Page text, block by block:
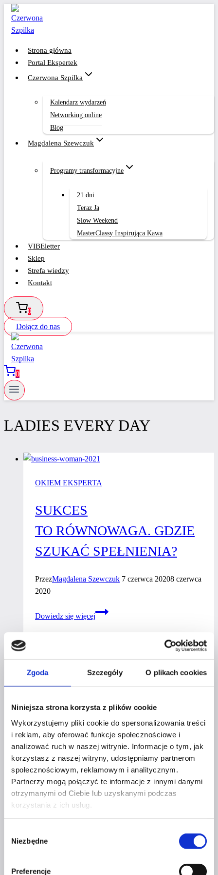
Zgoda Szczegóły O plikach cookies
Niniejsza strona korzysta z plików cookie
Wykorzystujemy pliki cookie do spersonalizowania treści
i reklam, aby oferować funkcje społecznościowe i
analizować ruch w naszej witrynie. Informacje o tym, jak
korzystasz z naszej witryny, udostępniamy partnerom
społecznościowym, reklamowym i analitycznym.
Partnerzy mogą połączyć te informacje z innymi danymi
otrzymanymi od Ciebie lub uzyskanymi podczas
korzystania z ich usług.
zgody
Niezbędne
Preferencje
Przejdź
treści
Strona główna
Portal Ekspertek
Czerwona Szpilka
Kalendarz wydarzeń
Networking online
Blog
Magdalena Szewczuk
Programy transformacyjne
21 dni
Teraz Ja
Slow Weekend
MasterClassy Inspirująca Kawa
VIBEletter
Sklep
Strefa wiedzy
Kontakt
0
Dołącz do nas
0
LADIES EVERY DAY
OKIEM EKSPERTA
SUKCES
TO RÓWNOWAGA. GDZIE
SZUKAĆ SPEŁNIENIA?
PrzezMagdalena Szewczuk 7 czerwca 20208 czerwca
2020
Dowiedz się więcej
Sukces
spełnienia?
Profil facebook Czerwona
Szpilka
Profil instagram Czerwona
Szpilka
Profil tiktok Czerwona Szpilka
Profil youtube Czerwona
Szpilka